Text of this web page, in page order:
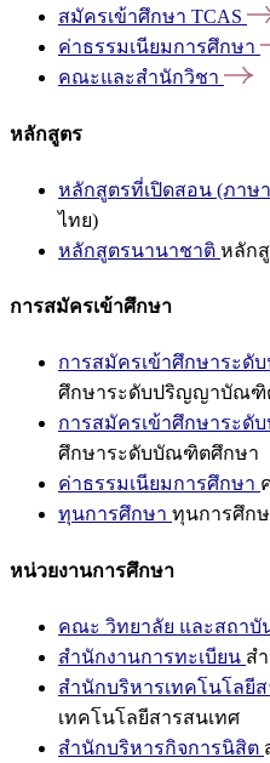
สมัครเข้าศึกษา TCAS
ค่าธรรมเนียมการศึกษา
คณะและสำนักวิชา
หลักสูตร
หลักสูตรที่เปิดสอน (ภาษ
ไทย)
หลักสูตรนานาชาติ หลัก
การสมัครเข้าศึกษา
การสมัครเข้าศึกษาระ
ศึกษาระดับปริญญาบัณฑิ
การสมัครเข้าศึกษาระดั
ศึกษาระดับบัณฑิตศึกษา
ค่าธรรมเนียมการศึกษา
ทุนการศึกษา ทุนการศึก
หน่วยงานการศึกษา
คณะ วิทยาลัย และสถาบั
สำนักงานการทะเบียน ส
สำนักบริหารเทคโนโลยี
เทคโนโลยีสารสนเทศ
สำนักบริหารกิจการนิสิต